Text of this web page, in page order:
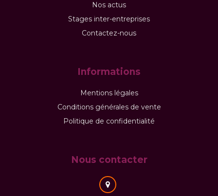
Nos actus
Stages inter-entreprises
Contactez-nous
Informations
Mentions légales
Conditions générales de vente
Politique de confidentialité
Nous contacter